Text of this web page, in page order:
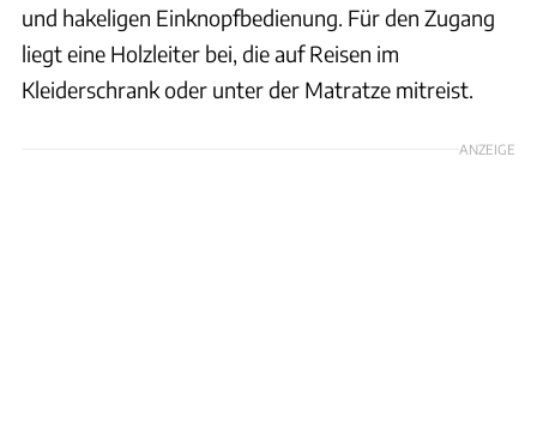
und hakeligen Einknopfbedienung. Für den Zugang
liegt eine Holzleiter bei, die auf Reisen im
Kleiderschrank oder unter der Matratze mitreist.
ANZEIGE